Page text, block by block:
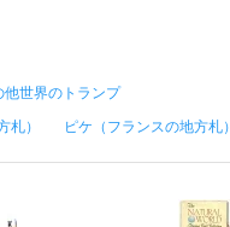
他世界のトランプ
札） ピケ（フランスの地方札）